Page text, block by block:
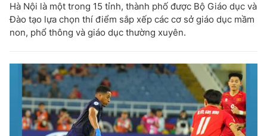
Hà Nội là một trong 15 tỉnh, thành phố được Bộ Giáo dục và
Đào tạo lựa chọn thí điểm sắp xếp các cơ sở giáo dục mầm
non, phổ thông và giáo dục thường xuyên.